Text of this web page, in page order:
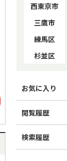
西東京市
三鷹市
練馬区
杉並区
お気に入り
閲覧履歴
検索履歴